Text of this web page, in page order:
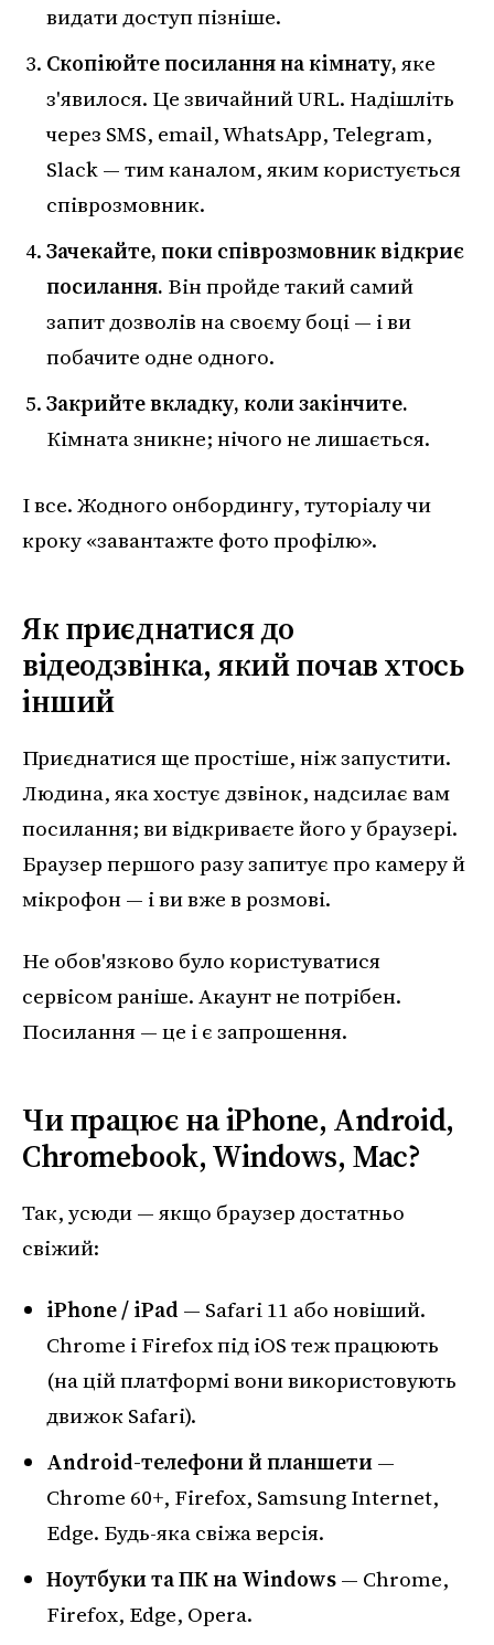
видати доступ пізніше.
Скопіюйте посилання на кімнату,яке
з'явилося. Це звичайний URL. Надішліть
через SMS, email, WhatsApp, Telegram,
Slack — тим каналом, яким користується
співрозмовник.
Зачекайте, поки співрозмовник відкриє
посилання. Він пройде такий самий
запит дозволів на своєму боці — і ви
побачите одне одного.
Закрийте вкладку, коли закінчите.
Кімната зникне; нічого не лишається.
І все. Жодного онбордингу, туторіалу чи
кроку «завантажте фото профілю».
Як приєднатися до
відеодзвінка, який почав хтось
інший
Приєднатися ще простіше, ніж запустити.
Людина, яка хостує дзвінок, надсилає вам
посилання; ви відкриваєте його у браузері.
Браузер першого разу запитує про камеру й
мікрофон — і ви вже в розмові.
Не обов'язково було користуватися
сервісом раніше. Акаунт не потрібен.
Посилання — це і є запрошення.
Чи працює на iPhone, Android,
Chromebook, Windows, Mac?
Так, усюди — якщо браузер достатньо
свіжий:
iPhone / iPad — Safari 11 або новіший.
Chrome і Firefox під iOS теж працюють
(на цій платформі вони використовують
движок Safari).
Android-телефони й планшети—
Chrome 60+, Firefox, Samsung Internet,
Edge. Будь-яка свіжа версія.
Ноутбуки та ПК на Windows— Chrome,
Firefox, Edge, Opera.